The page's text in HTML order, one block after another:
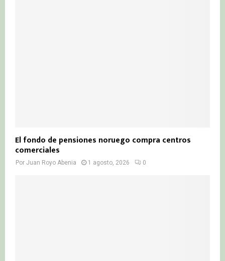
El fondo de pensiones noruego compra centros
comerciales
Por Juan Royo Abenia 1 agosto, 2026 0